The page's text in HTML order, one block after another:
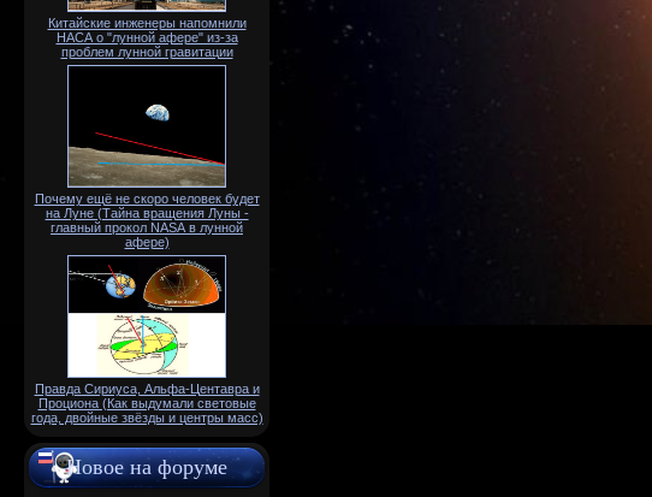
Китайские инженеры напомнили
НАСА о "лунной афере" из-за
проблем лунной гравитации
Почему ещё не скоро человек будет
на Луне (Тайна вращения Луны -
главный прокол NАSА в лунной
афере)
Правда Сириуса, Альфа-Центавра и
Проциона (Как выдумали световые
года, двойные звёзды и центры масс)
Новое на форуме